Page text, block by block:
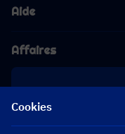
Aide
Affaires
Cookies